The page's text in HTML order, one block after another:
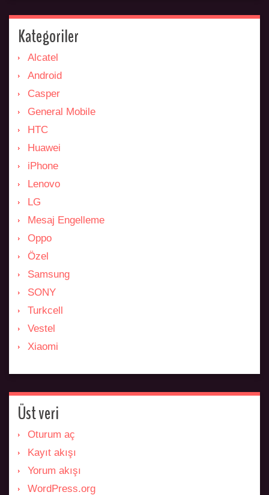
Kategoriler
Alcatel
Android
Casper
General Mobile
HTC
Huawei
iPhone
Lenovo
LG
Mesaj Engelleme
Oppo
Özel
Samsung
SONY
Turkcell
Vestel
Xiaomi
Üst veri
Oturum aç
Kayıt akışı
Yorum akışı
WordPress.org